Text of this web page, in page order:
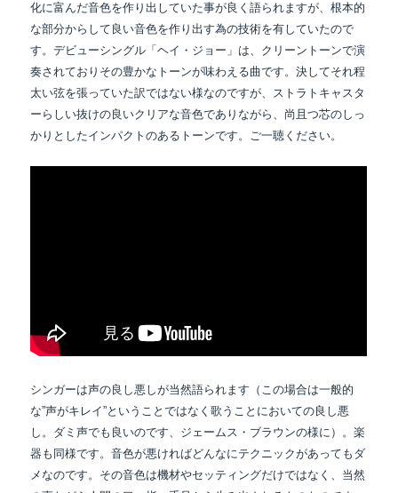
化に富んだ音色を作り出していた事が良く語られますが、根本的
な部分からして良い音色を作り出す為の技術を有していたので
す。デビューシングル「ヘイ・ジョー」は、クリーントーンで演
奏されておりその豊かなトーンが味わえる曲です。決してそれ程
太い弦を張っていた訳ではない様なのですが、ストラトキャスタ
ーらしい抜けの良いクリアな音色でありながら、尚且つ芯のしっ
かりとしたインパクトのあるトーンです。ご一聴ください。
シンガーは声の良し悪しが当然語られます（この場合は一般的
な”声がキレイ”ということではなく歌うことにおいての良し悪
し。ダミ声でも良いのです、ジェームス・ブラウンの様に）。楽
器も同様です。音色が悪ければどんなにテクニックがあってもダ
メなのです。その音色は機材やセッティングだけではなく、当然